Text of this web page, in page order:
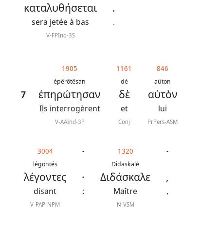
καταλυθήσεται
sera jetée à bas
V-FPInd-3S
.
.
7
1905
épêrôtêsan
ἐπηρώτησαν
Ils interrogèrent
V-AAInd-3P
1161
dé
δὲ
et
Conj
846
aüton
αὐτὸν
lui
PrPers-ASM
3004
légontés
λέγοντες
disant
V-PAP-NPM
-
·
:
1320
Didaskalé
Διδάσκαλε
Maître
N-VSM
-
,
,